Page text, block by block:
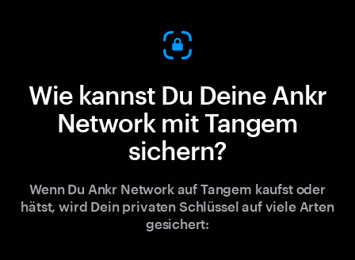
Wie kannst Du Deine Ankr
Network mit Tangem
sichern?
Wenn Du Ankr Network auf Tangem kaufst oder
hätst, wird Dein privaten Schlüssel auf viele Arten
gesichert: